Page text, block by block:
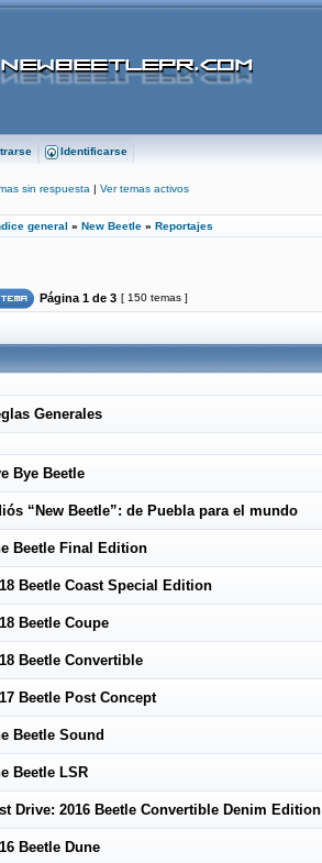
Identificarse
sin respuesta | Ver temas activos
general » New Beetle » Reportajes
Página 1 de 3 [ 150 temas ]
Generales
Bye Beetle
“New Beetle”: de Puebla para el mundo
Beetle Final Edition
Beetle Coast Special Edition
Beetle Coupe
Beetle Convertible
Beetle Post Concept
Beetle Sound
Beetle LSR
Drive: 2016 Beetle Convertible Denim Edition
Beetle Dune